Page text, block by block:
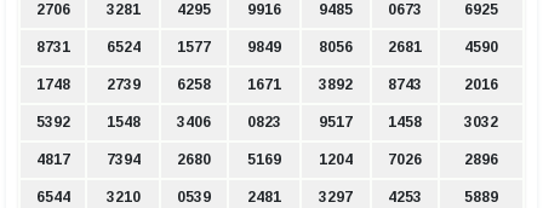
2706 3281 4295 9916 9485 0673 6925
8731 6524 1577 9849 8056 2681 4590
1748 2739 6258 1671 3892 8743 2016
5392 1548 3406 0823 9517 1458 3032
4817 7394 2680 5169 1204 7026 2896
6544 3210 0539 2481 3297 4253 5889